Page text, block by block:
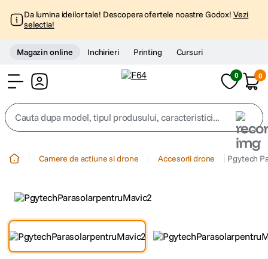
Da lumina ideilor tale! Descopera ofertele noastre Godox! Vezi
selectia!
Magazin online Inchirieri Printing Cursuri
0 0
Cauta dupa model, tipul produsului, caracteristici...
3. trepied telefon
Camere de actiune si drone Accesorii drone Pgytech